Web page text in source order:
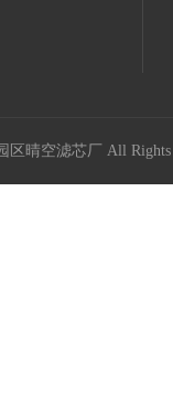
区晴空滤芯厂 All